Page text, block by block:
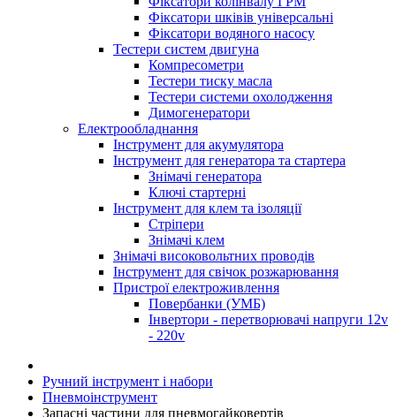
Фіксатори шківів універсальні
Фіксатори водяного насосу
Тестери систем двигуна
Компресометри
Тестери тиску масла
Тестери системи охолодження
Димогенератори
Електрообладнання
Інструмент для акумулятора
Інструмент для генератора та стартера
Знімачі генератора
Ключі стартерні
Інструмент для клем та ізоляції
Стріпери
Знімачі клем
Знімачі високовольтних проводів
Інструмент для свічок розжарювання
Пристрої електроживлення
Повербанки (УМБ)
Інвертори - перетворювачі напруги 12v
- 220v
Ручний інструмент і набори
Пневмоінструмент
Запасні частини для пневмогайковертів